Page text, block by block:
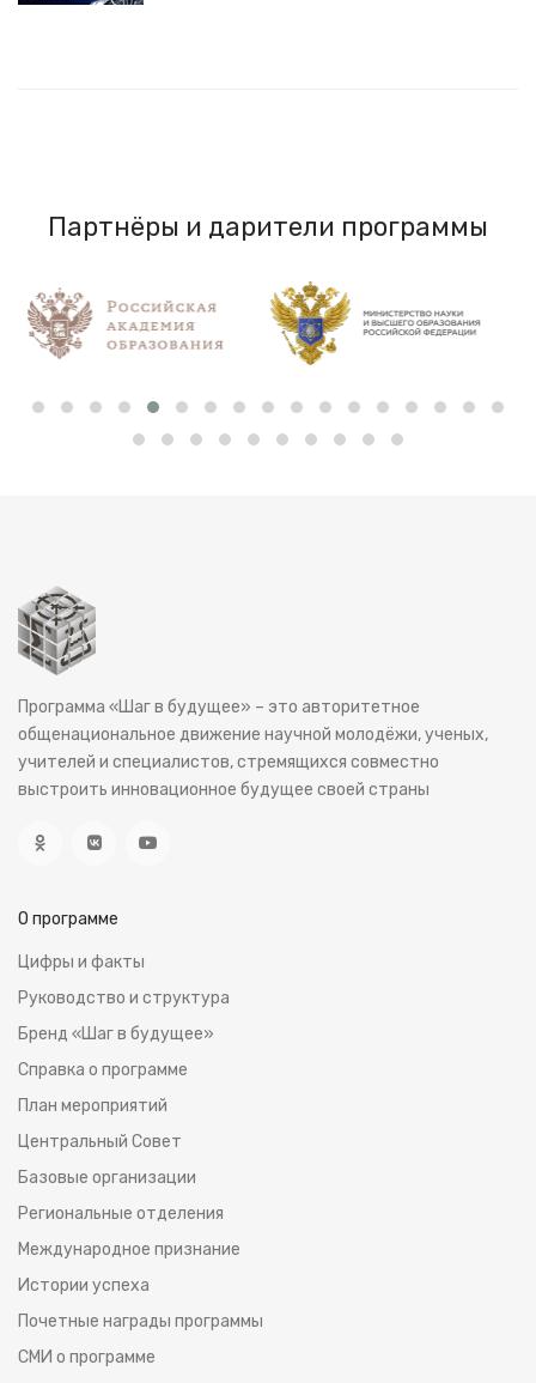
Партнёры и дарители программы
Программа «Шаг в будущее» – это авторитетное
общенациональное движение научной молодёжи, ученых,
учителей и специалистов, стремящихся совместно
выстроить инновационное будущее своей страны
О программе
Цифры и факты
Руководство и структура
Бренд «Шаг в будущее»
Справка о программе
План мероприятий
Центральный Совет
Базовые организации
Региональные отделения
Международное признание
Истoрии успеха
Почетные награды программы
СМИ о программе